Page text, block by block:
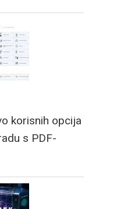
korisnih opcija
s PDF-